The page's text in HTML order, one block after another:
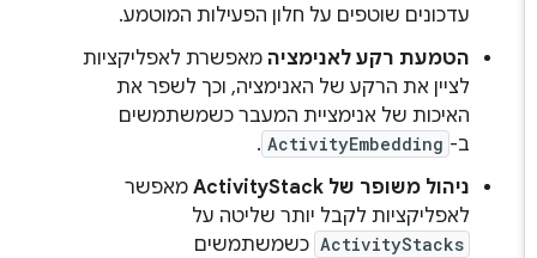
עדכונים שוטפים על חלון הפעילות המוטמע.
הטמעת רקע לאנימציהמאפשרת לאפליקציות
לציין את הרקע של האנימציה, וכך לשפר את
האיכות של אנימציית המעבר כשמשתמשים
ב- ActivityEmbedding
.
ניהול משופר של ActivityStack
מאפשר
לאפליקציות לקבל יותר שליטה על
ActivityStacks כשמשתמשים